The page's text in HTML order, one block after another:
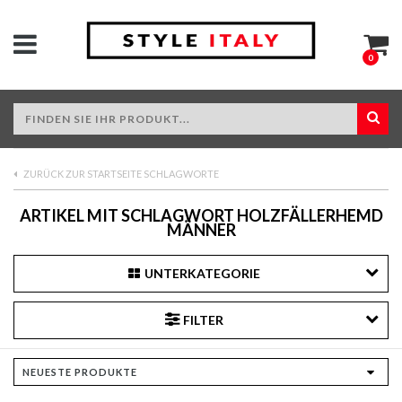
0
ZURÜCK ZUR STARTSEITE SCHLAGWORTE
ARTIKEL MIT SCHLAGWORT HOLZFÄLLERHEMD
MÄNNER
UNTERKATEGORIE
FILTER